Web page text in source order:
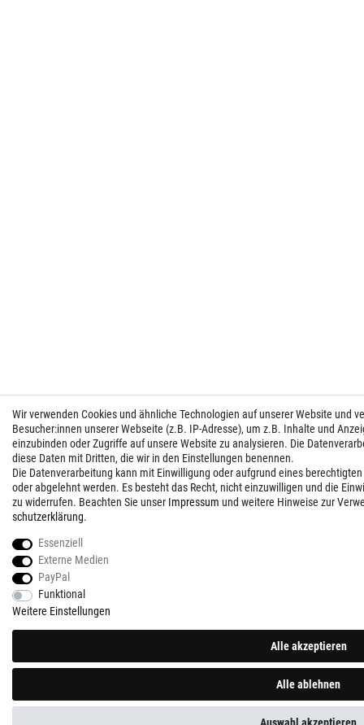
Wir verwenden Cookies und ähnliche Technologien auf unserer Website und
Besucher:innen unserer Webseite (z.B. IP-Adresse), um z.B. Inhalte und
einzubinden oder Zugriffe auf unsere Website zu analysieren. Die
diese Daten mit Dritten, die wir in den Einstellungen benennen.
Die Datenverarbeitung kann mit Einwilligung oder aufgrund eines
oder abgelehnt werden. Es besteht das Recht, nicht einzuwilligen und die
zu widerrufen. Beachten Sie unser Impressum und weitere Hinweise zur
schutz­erklärung.
Essenziell
Externe Medien
PayPal
Funktional
Weitere Einstellungen
Alle akzeptieren
Alle ablehnen
Auswahl akzeptieren